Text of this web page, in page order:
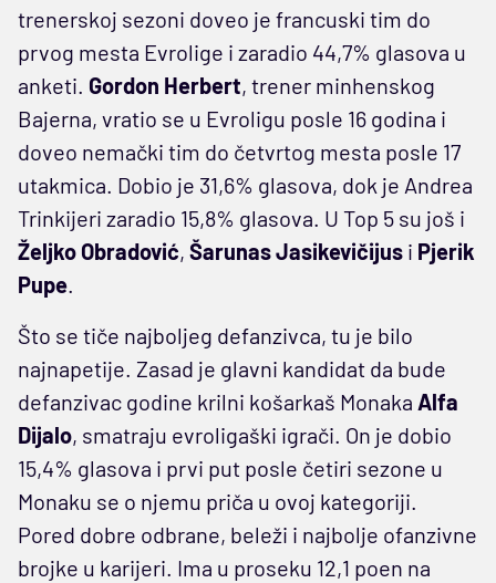
trenerskoj sezoni doveo je francuski tim do
prvog mesta Evrolige i zaradio 44,7% glasova u
anketi. Gordon Herbert, trener minhenskog
Bajerna, vratio se u Evroligu posle 16 godina i
doveo nemački tim do četvrtog mesta posle 17
utakmica. Dobio je 31,6% glasova, dok je Andrea
Trinkijeri zaradio 15,8% glasova. U Top 5 su još i
Željko Obradović, Šarunas Jasikevičijus i Pjerik
Pupe.
Što se tiče najboljeg defanzivca, tu je bilo
najnapetije. Zasad je glavni kandidat da bude
defanzivac godine krilni košarkaš Monaka Alfa
Dijalo, smatraju evroligaški igrači. On je dobio
15,4% glasova i prvi put posle četiri sezone u
Monaku se o njemu priča u ovoj kategoriji.
Pored dobre odbrane, beleži i najbolje ofanzivne
brojke u karijeri. Ima u proseku 12,1 poen na